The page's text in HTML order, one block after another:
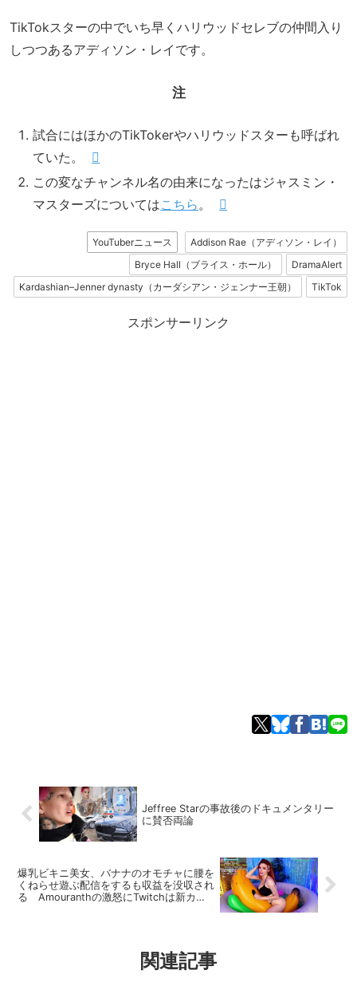
TikTokスターの中でいち早くハリウッドセレブの仲間入り
しつつあるアディソン・レイです。
注
試合にはほかのTikTokerやハリウッドスターも呼ばれ
ていた。
この変なチャンネル名の由来になったはジャスミン・
マスターズについてはこちら 。
YouTuberニュース
Addison Rae（アディソン・レイ）
Bryce Hall（ブライス・ホール）
DramaAlert
Kardashian–Jenner dynasty（カーダシアン・ジェンナー王朝）
TikTok
スポンサーリンク
Jeffree Starの事故後のドキュメンタリー
に賛否両論
爆乳ビキニ美女、バナナのオモチャに腰を
くねらせ遊ぶ配信をするも収益を没収され
る Amouranthの激怒にTwitchは新カテ
関連記事